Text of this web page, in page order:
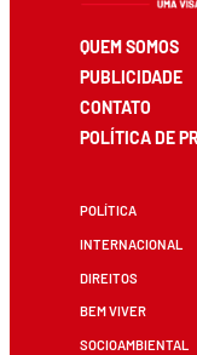
QUEM SOMOS
PUBLICIDADE
CONTATO
POLÍTICA DE
POLÍTICA
INTERNACIONAL
DIREITOS
BEM VIVER
SOCIOAMBIENTAL